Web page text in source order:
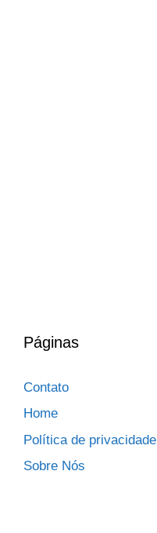
Páginas
Contato
Home
Política de privacidade
Sobre Nós